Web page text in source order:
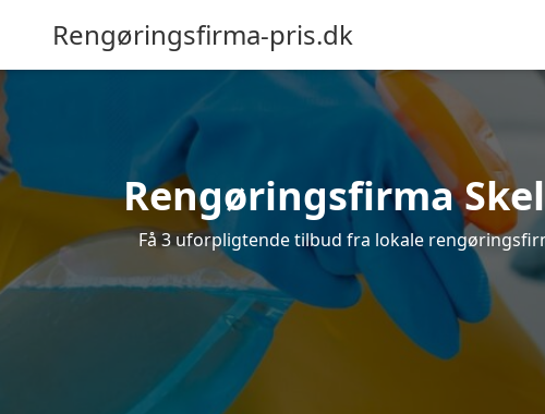
Rengøringsfirma-pris.dk
Rengøringsfirma
Få 3 uforpligtende tilbud fra lokale